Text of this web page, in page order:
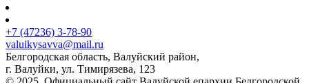
+7 (47236) 3-78-90
valuikysavva@mail.ru
Белгородская область, Валуйский район,
г. Валуйки, ул. Тимирязева, 123